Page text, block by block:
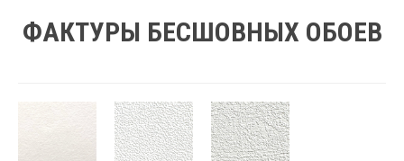
ФАКТУРЫ БЕСШОВНЫХ ОБОЕВ